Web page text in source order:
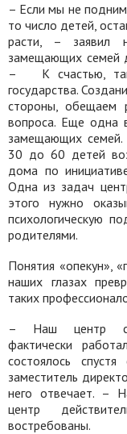
– Если мы не
то число детей,
расти, – заявил
замещающих семей
–
К счастью,
государства.
стороны, обещаем
вопроса. Еще одна
замещающих
30 до 60 детей
дома по
Одна из задач
этого нужно
психологическую
родителями.
Понятия «опекун»,
наших глазах
таких
– Наш центр
фактически
состоялось
заместитель
него отвечает. –
центр
востребованы.